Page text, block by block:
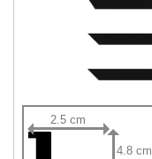
2.5 cm
4.8 cm